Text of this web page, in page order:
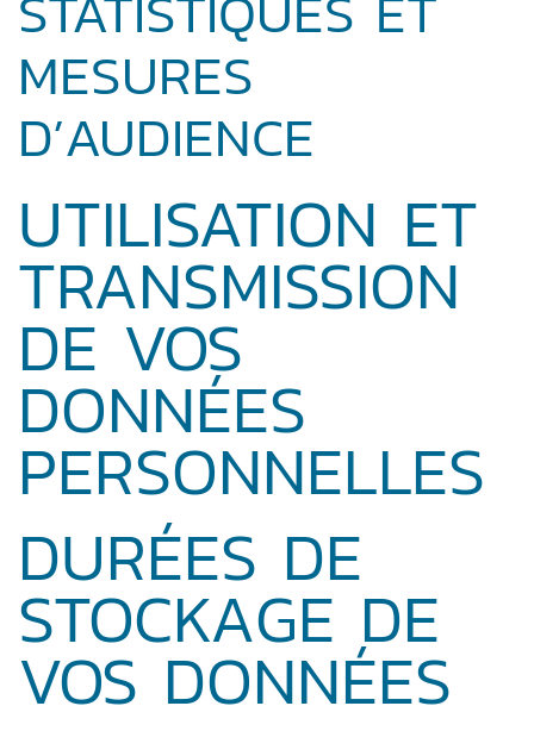
MESURES
D’AUDIENCE
UTILISATION ET
TRANSMISSION
DE VOS
DONNÉES
PERSONNELLES
DURÉES DE
STOCKAGE DE
VOS DONNÉES